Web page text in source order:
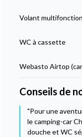
Volant
WC à cassette
Webasto Airtop
Conseils de
"Pour une
le camping-car
douche et WC